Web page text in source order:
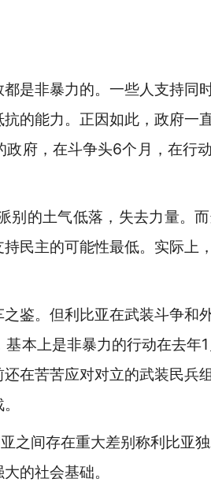
非暴力的。一些人支持同
的能力。正因如此，政府一
府，在斗争头6个月，在行
的土气低落，失去力量。
民主的可能性最低。实际上
。但利比亚在武装斗争和
本上是非暴力的行动在去年
在苦苦应对对立的武装民兵
间存在重大差别称利比亚
的社会基础。